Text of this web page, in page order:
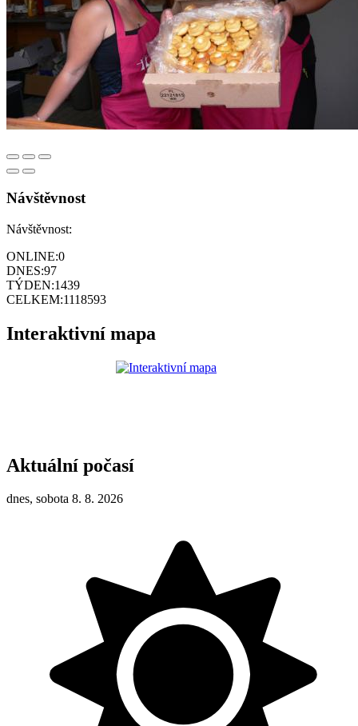
Návštěvnost
Návštěvnost:
ONLINE:0
DNES:97
TÝDEN:1439
CELKEM:1118593
Interaktivní mapa
Aktuální počasí
dnes, sobota 8. 8. 2026